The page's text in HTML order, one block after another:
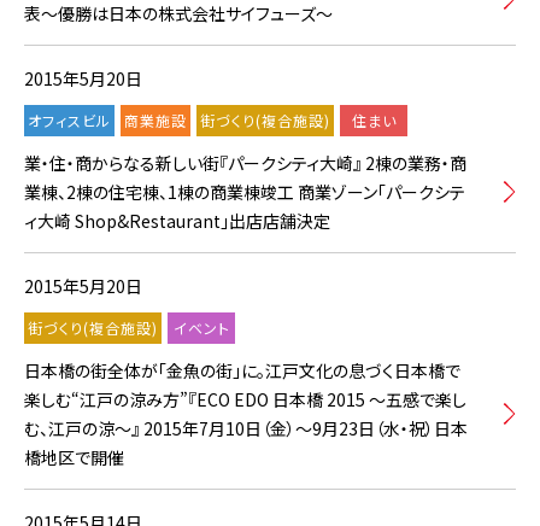
表～優勝は日本の株式会社サイフューズ～
2015年5月20日
オフィスビル 商業施設 街づくり(複合施設) 住まい
業・住・商からなる新しい街『パークシティ大崎』 2棟の業務・商
業棟、2棟の住宅棟、1棟の商業棟竣工 商業ゾーン「パークシテ
ィ大崎 Shop&Restaurant」出店店舗決定
2015年5月20日
街づくり(複合施設) イベント
日本橋の街全体が「金魚の街」に。江戸文化の息づく日本橋で
楽しむ“江戸の涼み方”『ECO EDO 日本橋 2015 ～五感で楽し
む、江戸の涼～』 2015年7月10日（金）～9月23日（水・祝）日本
橋地区で開催